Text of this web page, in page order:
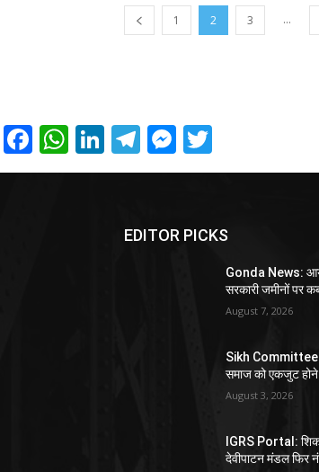
1 2 3 ...
Facebook
WhatsApp
LinkedIn
Telegram
Messenger
EDITOR PICKS
Gonda News:
सरकारी जमीनों पर
August 7, 2026
Sikh Committee:
समाज को एकजुट होने
August 3, 2026
IGRS Portal:
देवीपाटन मंडल फिर